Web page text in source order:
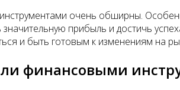
очень обширны.
прибыль и достичь
и быть готовым к изменениям на
финансовыми